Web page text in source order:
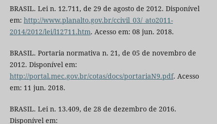
BRASIL. Lei n. 12.711, de 29 de agosto de 2012. Disponível
em: http://www.planalto.gov.br/ccivil_03/_ato2011-
2014/2012/lei/l12711.htm. Acesso em: 08 jun. 2018.
BRASIL. Portaria normativa n. 21, de 05 de novembro de
2012. Disponível em:
http://portal.mec.gov.br/cotas/docs/portariaN9.pdf. Acesso
em: 11 jun. 2018.
BRASIL. Lei n. 13.409, de 28 de dezembro de 2016.
Disponível em: